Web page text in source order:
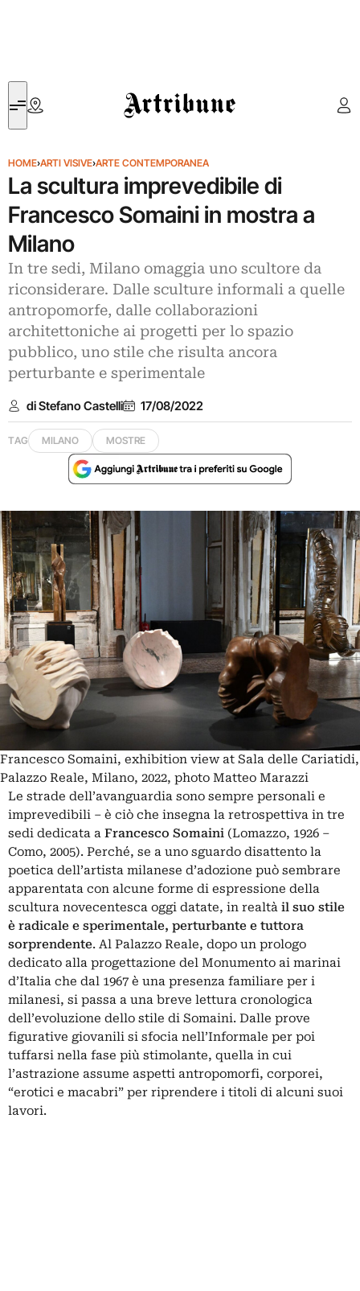
Artribune
HOME›ARTI VISIVE›ARTE CONTEMPORANEA
La scultura imprevedibile di
Francesco Somaini in mostra a
Milano
In tre sedi, Milano omaggia uno scultore da
riconsiderare. Dalle sculture informali a quelle
antropomorfe, dalle collaborazioni
architettoniche ai progetti per lo spazio
pubblico, uno stile che risulta ancora
perturbante e sperimentale
di Stefano Castelli 17/08/2022
TAG MILANO MOSTRE
Francesco Somaini, exhibition view at Sala delle Cariatidi,
Palazzo Reale, Milano, 2022, photo Matteo Marazzi
Le strade dell’avanguardia sono sempre personali e
imprevedibili ‒ è ciò che insegna la retrospettiva in tre
sedi dedicata a Francesco Somaini (Lomazzo, 1926 ‒
Como, 2005). Perché, se a uno sguardo disattento la
poetica dell’artista milanese d’adozione può sembrare
apparentata con alcune forme di espressione della
scultura novecentesca oggi datate, in realtà il suo stile
è radicale e sperimentale, perturbante e tuttora
sorprendente. Al Palazzo Reale, dopo un prologo
dedicato alla progettazione del Monumento ai marinai
d’Italia che dal 1967 è una presenza familiare per i
milanesi, si passa a una breve lettura cronologica
dell’evoluzione dello stile di Somaini. Dalle prove
figurative giovanili si sfocia nell’Informale per poi
tuffarsi nella fase più stimolante, quella in cui
l’astrazione assume aspetti antropomorfi, corporei,
“erotici e macabri” per riprendere i titoli di alcuni suoi
lavori.